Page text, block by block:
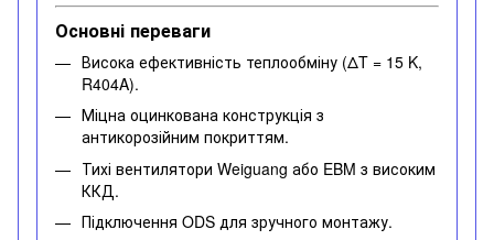
Основні переваги
Висока ефективність теплообміну (ΔT = 15 K,
R404A).
Міцна оцинкована конструкція з
антикорозійним покриттям.
Тихі вентилятори Weiguang або EBM з високим
ККД.
Підключення ODS для зручного монтажу.